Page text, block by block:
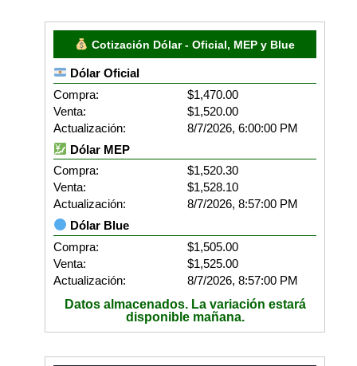
Cotización Dólar - Oficial, MEP y Blue
Dólar Oficial
Compra:
$1,470.00
Venta:
$1,520.00
Actualización:
8/7/2026, 6:00:00 PM
Dólar MEP
Compra:
$1,520.30
Venta:
$1,528.10
Actualización:
8/7/2026, 8:57:00 PM
Dólar Blue
Compra:
$1,505.00
Venta:
$1,525.00
Actualización:
8/7/2026, 8:57:00 PM
Datos almacenados. La variación estará
disponible mañana.